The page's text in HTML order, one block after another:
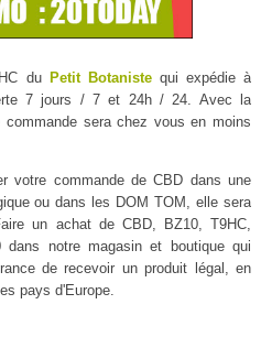
du Petit Botanistequi expédie à
7 jours / 7 et 24h / 24. Avec la
sera chez vous en moins
votre commande de CBD dans une
ou dans les DOM TOM, elle sera
un achat de CBD, BZ10, T9HC,
dans notre magasin et boutique qui
de recevoir un produit légal, en
pays d'Europe.